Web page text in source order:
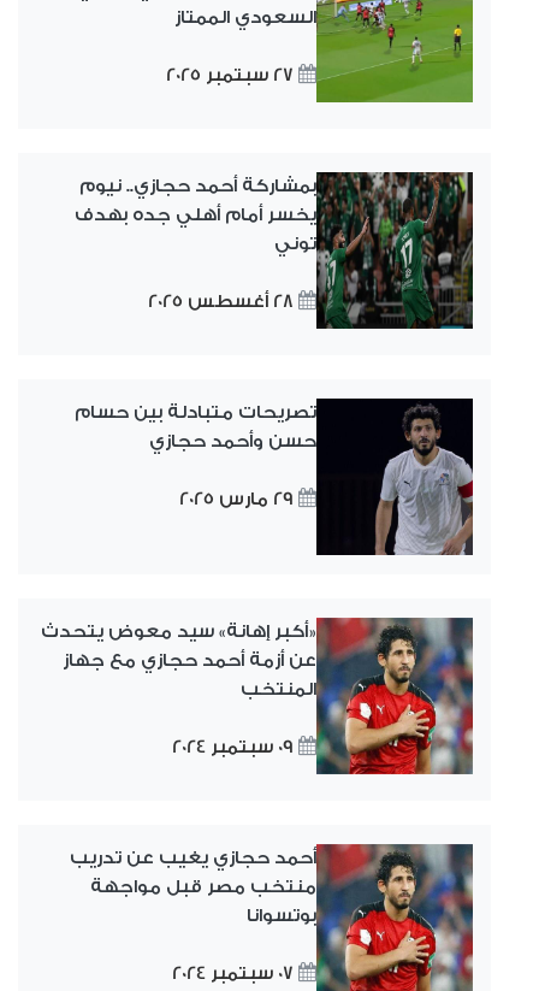
السعودي الممتاز
27 سبتمبر 2025
بمشاركة أحمد حجازي.. نيوم
يخسر أمام أهلي جده بهدف
توني
28 أغسطس 2025
تصريحات متبادلة بين حسام
حسن وأحمد حجازي
29 مارس 2025
«أكبر إهانة» سيد معوض يتحدث
عن أزمة أحمد حجازي مع جهاز
المنتخب
09 سبتمبر 2024
أحمد حجازي يغيب عن تدريب
منتخب مصر قبل مواجهة
بوتسوانا
07 سبتمبر 2024